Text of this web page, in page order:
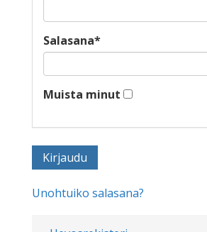
Salasana*
Muista minut
Unohtuiko salasana?